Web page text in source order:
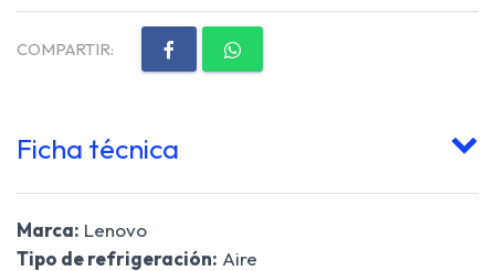
COMPARTIR:
Ficha técnica
Marca: Lenovo
Tipo de refrigeración: Aire